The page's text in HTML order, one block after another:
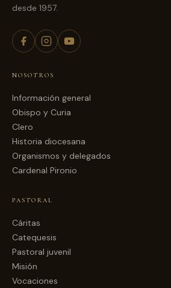
desde 1957.
NOSOTROS
Información general
Obispo y Curia
Clero
Historia diocesana
Organismos y delegados
Cardenal Pironio
PASTORAL
Cáritas
Catequesis
Pastoral juvenil
Misión
Vocaciones